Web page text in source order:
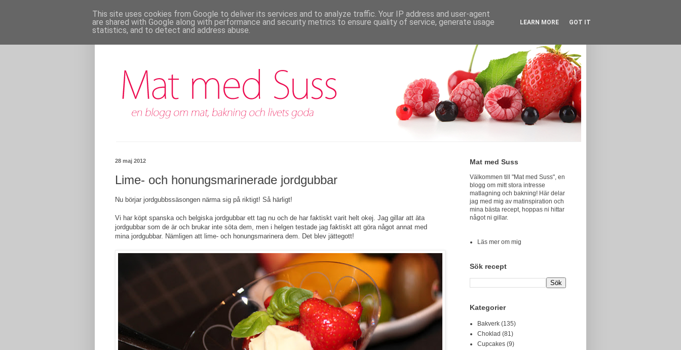
28 maj 2012
Lime- och honungsmarinerade jordgubbar
Nu börjar jordgubbssäsongen närma sig på riktigt! Så härligt!
Vi har köpt spanska och belgiska jordgubbar ett tag nu och de har faktiskt varit helt okej. Jag gillar att äta
jordgubbar som de är och brukar inte söta dem, men i helgen testade jag faktiskt att göra något annat med
mina jordgubbar. Nämligen att lime- och honungsmarinera dem. Det blev jättegott!
Mat med Suss
Välkommen till "Mat med Suss", en
blogg om mitt stora intresse
matlagning och bakning! Här delar
jag med mig av matinspiration och
mina bästa recept, hoppas ni hittar
något ni gillar.
Läs mer om mig
Sök recept
Kategorier
Bakverk (135)
Choklad (81)
Cupcakes (9)
This site uses cookies from Google to deliver its services and to analyze traffic. Your IP address and user-agent
are shared with Google along with performance and security metrics to ensure quality of service, generate usage
statistics, and to detect and address abuse.
LEARN MORE GOT IT